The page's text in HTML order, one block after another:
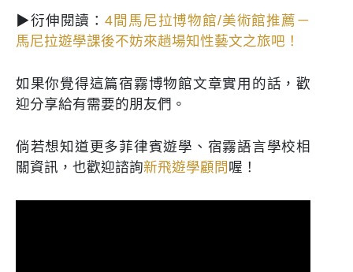
▶衍伸閱讀：4間馬尼拉博物館/美術館推薦－
馬尼拉遊學課後不妨來趟場知性藝文之旅吧！
如果你覺得這篇宿霧博物館文章實用的話，歡
迎分享給有需要的朋友們。
倘若想知道更多菲律賓遊學、宿霧語言學校相
關資訊，也歡迎諮詢新飛遊學顧問 喔！